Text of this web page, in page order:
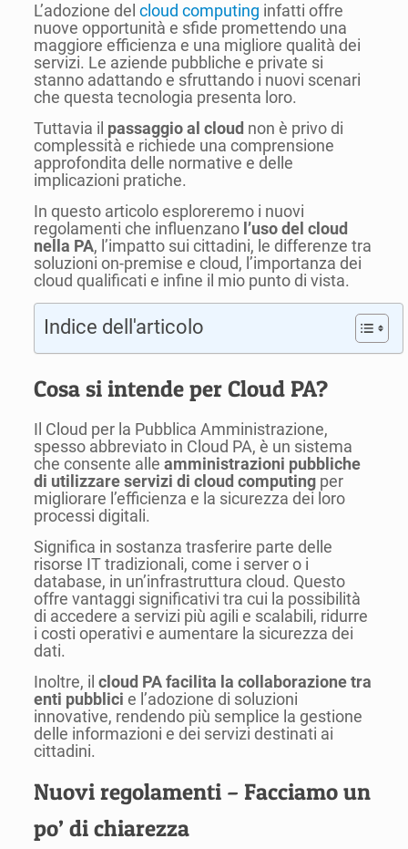
L’adozione del cloud computing infatti offre
nuove opportunità e sfide promettendo una
maggiore efficienza e una migliore qualità dei
servizi. Le aziende pubbliche e private si
stanno adattando e sfruttando i nuovi scenari
che questa tecnologia presenta loro.
Tuttavia il passaggio al cloud non è privo di
complessità e richiede una comprensione
approfondita delle normative e delle
implicazioni pratiche.
In questo articolo esploreremo i nuovi
regolamenti che influenzano l’uso del cloud
nella PA, l’impatto sui cittadini, le differenze tra
soluzioni on-premise e cloud, l’importanza dei
cloud qualificati e infine il mio punto di vista.
Indice dell'articolo
Cosa si intende per Cloud PA?
Il Cloud per la Pubblica Amministrazione,
spesso abbreviato in Cloud PA, è un sistema
che consente alle amministrazioni pubbliche
di utilizzare servizi di cloud computingper
migliorare l’efficienza e la sicurezza dei loro
processi digitali.
Significa in sostanza trasferire parte delle
risorse IT tradizionali, come i server o i
database, in un’infrastruttura cloud. Questo
offre vantaggi significativi tra cui la possibilità
di accedere a servizi più agili e scalabili, ridurre
i costi operativi e aumentare la sicurezza dei
dati.
Inoltre, il cloud PA facilita la collaborazione tra
enti pubblici e l’adozione di soluzioni
innovative, rendendo più semplice la gestione
delle informazioni e dei servizi destinati ai
cittadini.
Nuovi regolamenti – Facciamo un
po’ di chiarezza